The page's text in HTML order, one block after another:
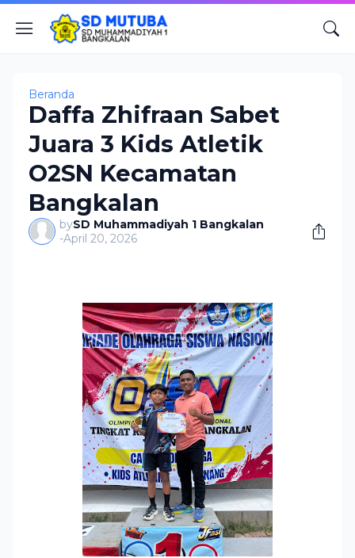
Beranda
Daffa Zhifraan Sabet
Juara 3 Kids Atletik
O2SN Kecamatan
Bangkalan
bySD Muhammadiyah 1 Bangkalan
-April 20, 2026